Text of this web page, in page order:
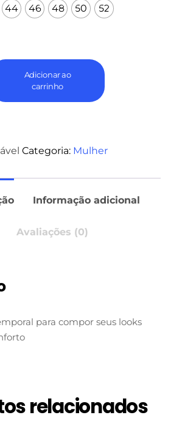
44 46 48 50 52
Adicionar ao
carrinho
Categoria: Mulher
Informação adicional
Avaliações (0)
para compor seus looks
relacionados